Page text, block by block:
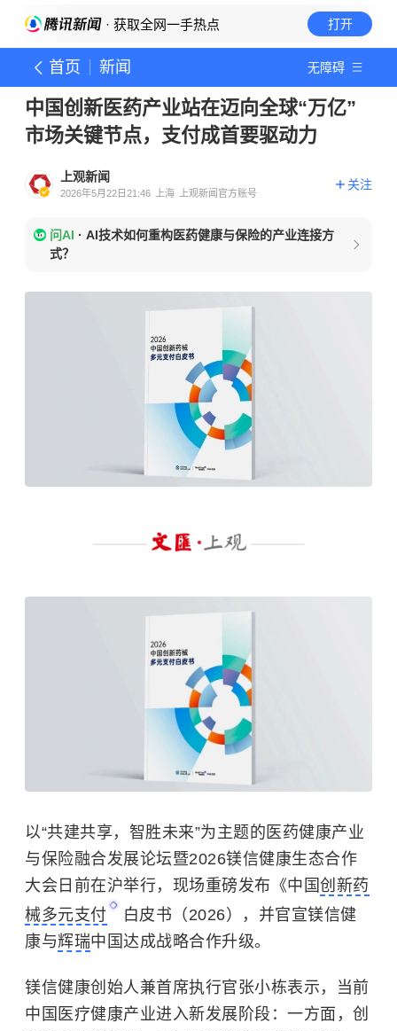
· 获取全网一手热点 打开
首页 新闻 无障碍
中国创新医药产业站在迈向全球“万亿”
市场关键节点，支付成首要驱动力
上观新闻
2026年5月22日21:46 上海 上观新闻官方账号
关注
问AI · AI技术如何重构医药健康与保险的产业连接方
式？
以“共建共享，智胜未来”为主题的医药健康产业
与保险融合发展论坛暨2026镁信健康生态合作
大会日前在沪举行，现场重磅发布《中国创新药
械多元支付
白皮书（ 2026），并官宣镁信健
康与辉瑞中国达成战略合作升级。
镁信健康创始人兼首席执行官张小栋表示，当前
中国医疗健康产业进入新发展阶段：一方面，创